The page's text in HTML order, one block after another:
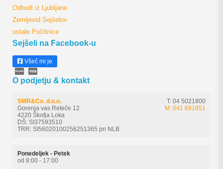
Odhodi iz Ljubljane
Zemljevid Sejšelov
ostale Počitnice
Sejšeli na Facebook-u
Všeč mi je
O podjetju & kontakt
SMR&Co. d.o.o.
Gorenja vas Reteče 12
4220 Škofja Loka
DŠ: SI37593510
TRR: SI56020100256251365 pri NLB
T: 04 5021800
M: 041 691851
Ponedeljek - Petek
od 8:00 - 17:00